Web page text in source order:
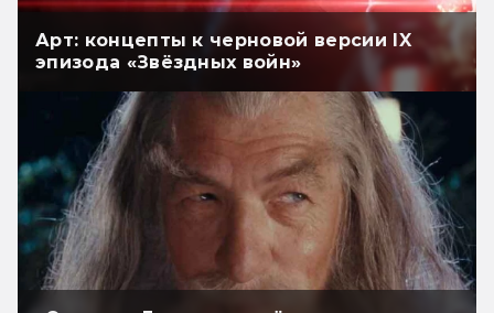
Арт: концепты к черновой версии IX
эпизода «Звёздных войн»